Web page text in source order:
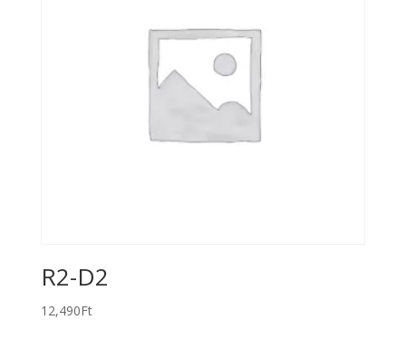
R2-D2
12,490Ft